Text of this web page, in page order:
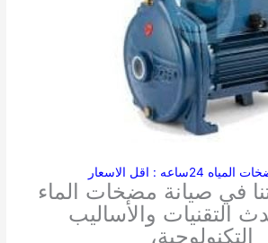
24ساعه : اقل الاسعار
في صيانة مضخات الماء
التقنيات والأساليب
التكنولوجية،